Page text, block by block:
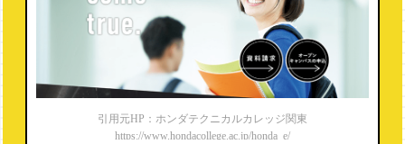
トヨタ名古屋自動車大学校
日本理工情報専門学校
長野自動車大学校
専門学校穴吹工科カレッジ
引用元HP：ホンダテクニカルカレッジ関東
https://www.hondacollege.ac.jp/honda_e/